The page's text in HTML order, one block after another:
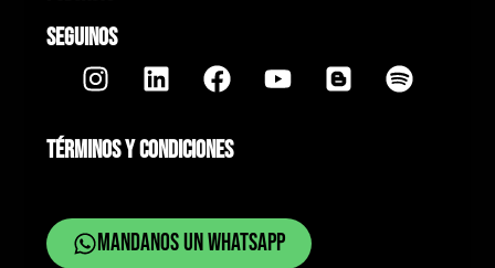
SEGUINOS
TÉRMINOS Y CONDICIONES
Mandanos un whatsapp